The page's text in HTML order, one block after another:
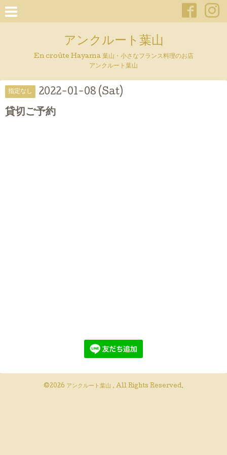
アンクルート葉山
En croûte Hayama 葉山・小さなフランス料理のお店
アンクルート葉山
指定なし 2022-01-08 (Sat)
貸切ご予約
©2026 アンクルート葉山 . All Rights Reserved.